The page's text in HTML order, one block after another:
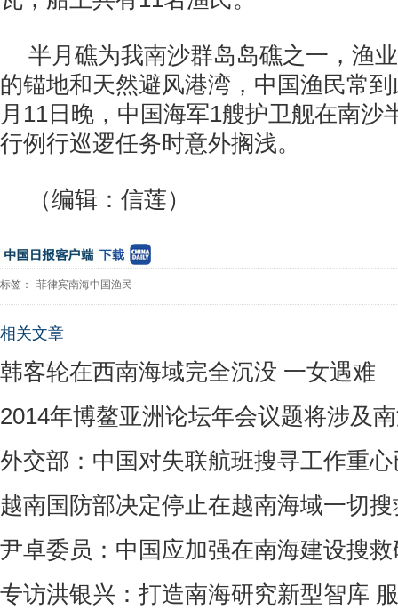
半月礁为我南沙群岛岛礁之一，渔
的锚地和天然避风港湾，中国渔民常
月11日晚，中国海军1艘护卫舰在南沙
行例行巡逻任务时意外搁浅。
（编辑：信莲）
标签： 菲律宾南海中国渔民
相关文章
韩客轮在西南海域完全沉没 一女遇难
2014年博鳌亚洲论坛年会议题将涉及
外交部：中国对失联航班搜寻工作重
越南国防部决定停止在越南海域一切
尹卓委员：中国应加强在南海建设搜
专访洪银兴：打造南海研究新型智库